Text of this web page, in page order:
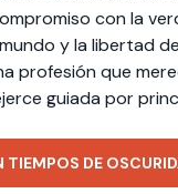
con la
y la libertad
profesión que
guiada por
TIEMPOS DE